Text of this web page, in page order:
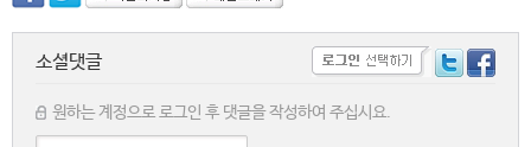
소셜댓글
원하는 계정으로 로그인 후 댓글을 작성하여 주십시요.